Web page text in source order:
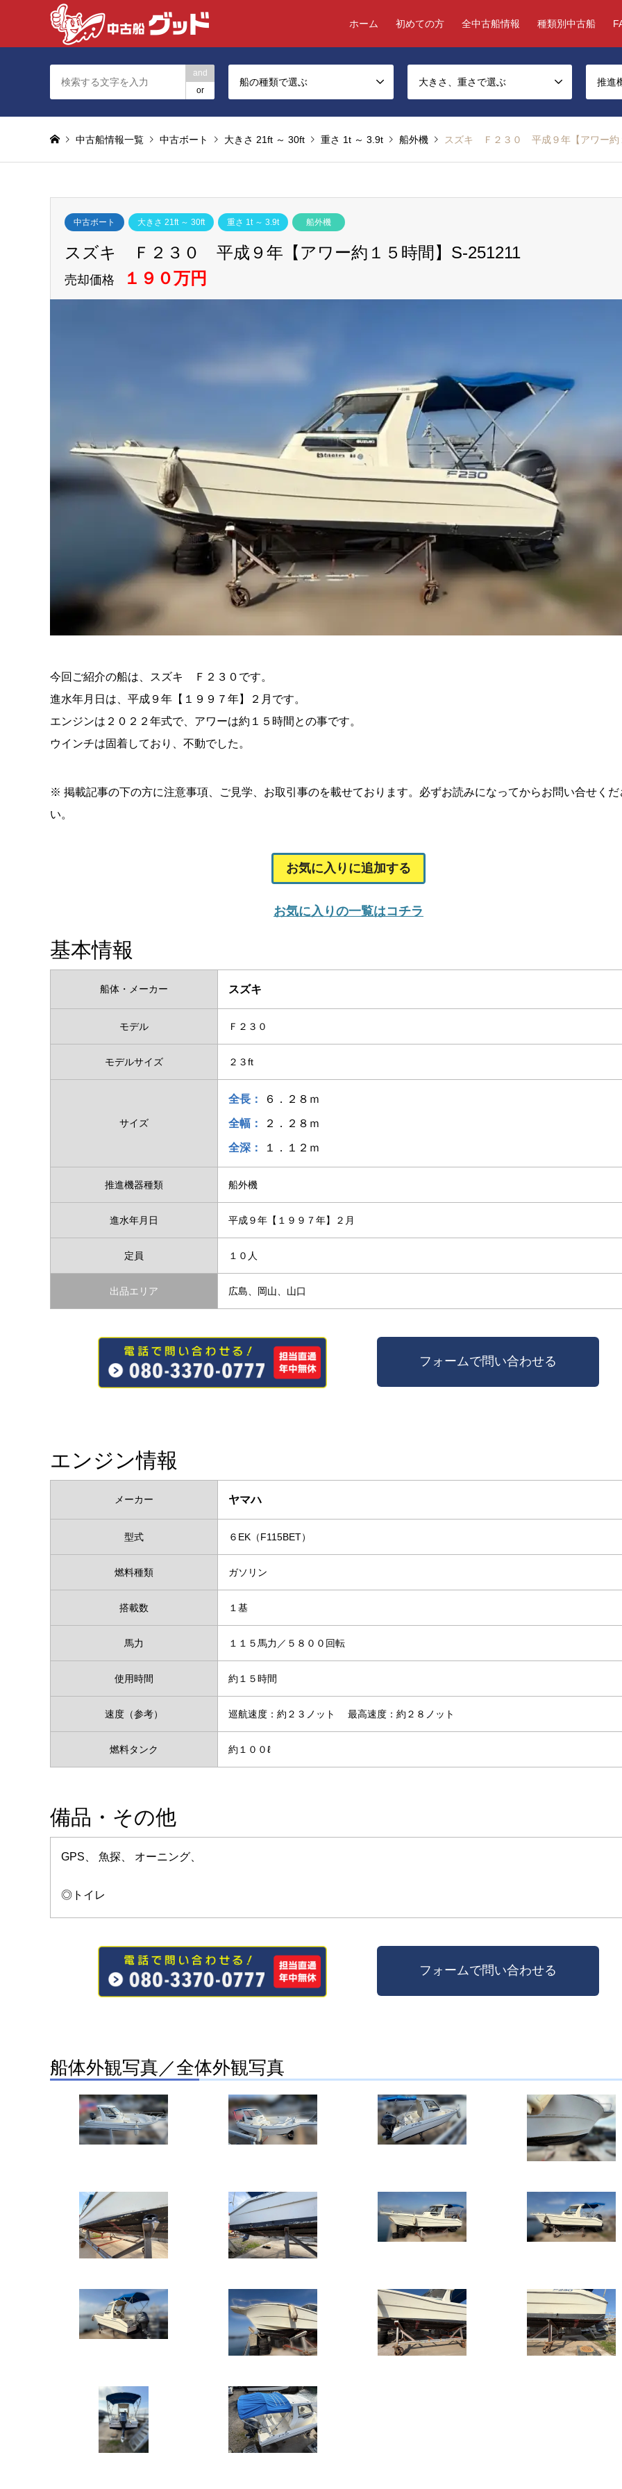
ホーム 初めての方 全中古船情報 種類別中古船
and
or
船の種類で選ぶ 大きさ、重さで選ぶ 推進
中古船情報一覧 中古ボート 大きさ 21ft ～ 30ft 重さ 1t ～ 3.9t 船外機 スズキ Ｆ２３０ 平成９年【アワー約
中古ボート 大きさ 21ft ～ 30ft 重さ 1t ～ 3.9t 船外機
スズキ Ｆ２３０ 平成９年【アワー約１５時間】S-251211
売却価格 １９０万円
今回ご紹介の船は、スズキ Ｆ２３０です。
進水年月日は、平成９年【１９９７年】２月です。
エンジンは２０２２年式で、アワーは約１５時間との事です。
ウインチは固着しており、不動でした。
※ 掲載記事の下の方に注意事項、ご見学、お取引事のを載せております。必ずお読みになってからお問い合せくだ
い。
お気に入りに追加する
お気に入りの一覧はコチラ
基本情報
船体・メーカー スズキ
モデル Ｆ２３０
モデルサイズ ２３ft
サイズ
全長： ６．２８ｍ
全幅： ２．２８ｍ
全深： １．１２ｍ
推進機器種類 船外機
進水年月日 平成９年【１９９７年】２月
定員 １０人
出品エリア 広島、岡山、山口
エンジン情報
メーカー ヤマハ
型式 ６EK（F115BET）
燃料種類 ガソリン
搭載数 １基
馬力 １１５馬力／５８００回転
使用時間 約１５時間
速度（参考） 巡航速度：約２３ノット 最高速度：約２８ノット
燃料タンク 約１００ℓ
備品・その他
GPS、 魚探、 オーニング、
◎トイレ
船体外観写真／全体外観写真